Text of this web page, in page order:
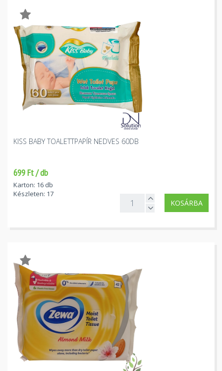
KISS BABY TOALETTPAPÍR NEDVES 60DB
699 Ft / db
Karton: 16 db
Készleten: 17
KOSÁRBA